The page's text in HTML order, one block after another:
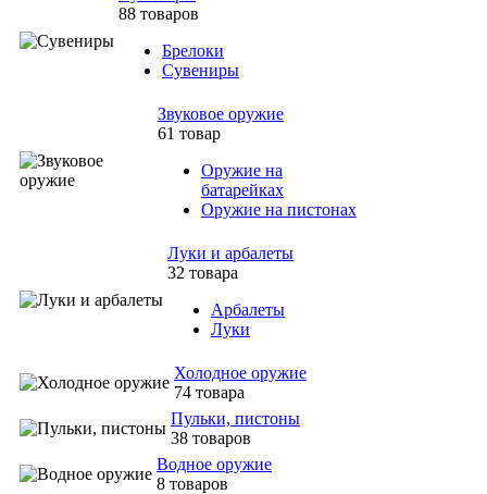
88 товаров
Брелоки
Сувениры
Звуковое оружие
61 товар
Оружие на
батарейках
Оружие на пистонах
Луки и арбалеты
32 товара
Арбалеты
Луки
Холодное оружие
74 товара
Пульки, пистоны
38 товаров
Водное оружие
8 товаров